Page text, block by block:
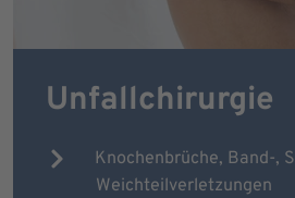
Unfallchirurgie
Knochenbrüche, Band-,
Weichteilverletzungen